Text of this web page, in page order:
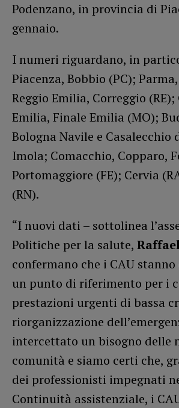
Podenzano, in provincia di
gennaio.
I numeri riguardano, in
Piacenza, Bobbio (PC);
Reggio Emilia, Correggio
Emilia, Finale Emilia (MO);
Bologna Navile e Casalecchio
Imola; Comacchio, Copparo,
Portomaggiore (FE); Cervia
(RN).
“I nuovi dati – sottolinea
Politiche per la salute,
confermano che i CAU
un punto di riferimento per i
prestazioni urgenti di bassa
riorganizzazione
intercettato un bisogno delle
comunità e siamo certi che,
dei professionisti impegnati
Continuità assistenziale, i